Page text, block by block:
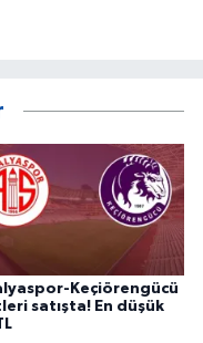
Keçiörengücü
satışta! En düşük